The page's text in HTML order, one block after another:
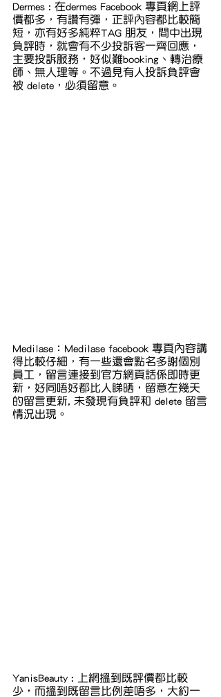
Dermes : 在dermes Facebook 專頁網上評
價都多，有讚有彈，正評內容都比較簡
短，亦有好多純粹TAG 朋友，間中出現
負評時，就會有不少投訴客一齊回應，
主要投訴服務，好似難booking、轉治療
師、無人理等。不過見有人投訴負評會
被 delete，必須留意。
Medilase：Medilase facebook 專頁內容講
得比較仔細，有一些還會點名多謝個別
員工，留言連接到官方網頁話係即時更
新，好同唔好都比人睇晒，留意左幾天
的留言更新, 未發現有負評和 delete 留言
情況出現。
YanisBeauty : 上網搵到既評價都比較
少，而搵到既留言比例差唔多，大約一